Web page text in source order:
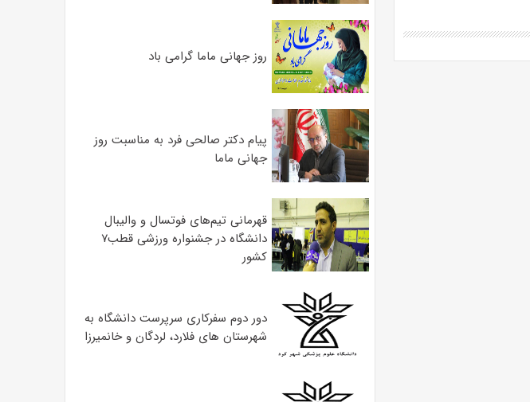
روز جهانی ماما گرامی باد
پیام دکتر صالحی فرد به مناسبت روز
جهانی ماما
قهرمانی تیم‌های فوتسال و والیبال
دانشگاه در جشنواره ورزشی قطب۷
کشور
دور دوم سفرکاری سرپرست دانشگاه به
شهرستان های فلارد، لردگان و خانمیرزا